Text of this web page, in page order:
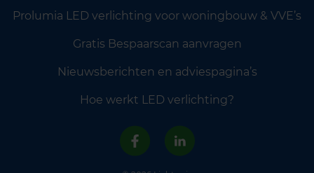
Prolumia LED verlichting voor woningbouw & VVE’s
Gratis Bespaarscan aanvragen
Nieuwsberichten en adviespagina’s
Hoe werkt LED verlichting?